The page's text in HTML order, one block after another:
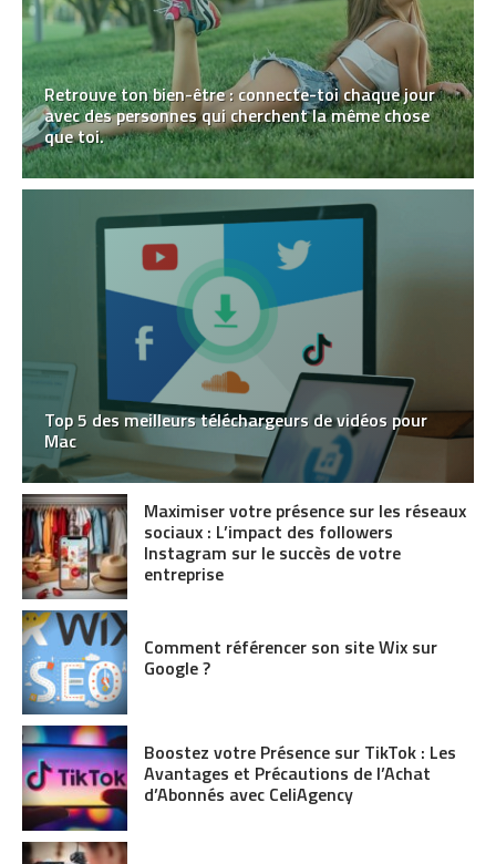
Retrouve ton bien-être : connecte-toi chaque jour
avec des personnes qui cherchent la même chose
que toi.
Top 5 des meilleurs téléchargeurs de vidéos pour
Mac
Maximiser votre présence sur les réseaux
sociaux : L’impact des followers
Instagram sur le succès de votre
entreprise
Comment référencer son site Wix sur
Google ?
Boostez votre Présence sur TikTok : Les
Avantages et Précautions de l’Achat
d’Abonnés avec CeliAgency